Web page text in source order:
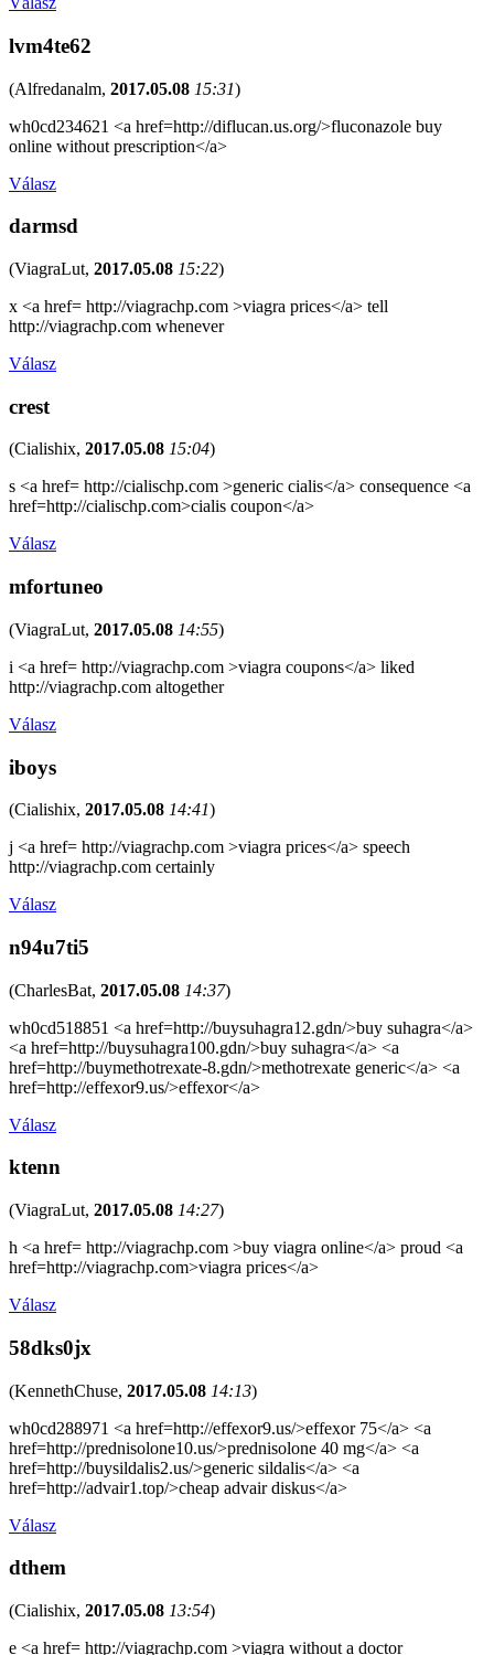
lvm4te62
(Alfredanalm, 2017.05.08 15:31)
wh0cd234621 <a href=http://diflucan.us.org/>fluconazole buy
online without prescription</a>
Válasz
darmsd
(ViagraLut, 2017.05.08 15:22)
x <a href= http://viagrachp.com >viagra prices</a> tell
http://viagrachp.com whenever
Válasz
crest
(Cialishix, 2017.05.08 15:04)
s <a href= http://cialischp.com >generic cialis</a> consequence <a
href=http://cialischp.com>cialis coupon</a>
Válasz
mfortuneo
(ViagraLut, 2017.05.08 14:55)
i <a href= http://viagrachp.com >viagra coupons</a> liked
http://viagrachp.com altogether
Válasz
iboys
(Cialishix, 2017.05.08 14:41)
j <a href= http://viagrachp.com >viagra prices</a> speech
http://viagrachp.com certainly
Válasz
n94u7ti5
(CharlesBat, 2017.05.08 14:37)
wh0cd518851 <a href=http://buysuhagra12.gdn/>buy suhagra</a>
<a href=http://buysuhagra100.gdn/>buy suhagra</a> <a
href=http://buymethotrexate-8.gdn/>methotrexate generic</a> <a
href=http://effexor9.us/>effexor</a>
Válasz
ktenn
(ViagraLut, 2017.05.08 14:27)
h <a href= http://viagrachp.com >buy viagra online</a> proud <a
href=http://viagrachp.com>viagra prices</a>
Válasz
58dks0jx
(KennethChuse, 2017.05.08 14:13)
wh0cd288971 <a href=http://effexor9.us/>effexor 75</a> <a
href=http://prednisolone10.us/>prednisolone 40 mg</a> <a
href=http://buysildalis2.us/>generic sildalis</a> <a
href=http://advair1.top/>cheap advair diskus</a>
Válasz
dthem
(Cialishix, 2017.05.08 13:54)
e <a href= http://viagrachp.com >viagra without a doctor